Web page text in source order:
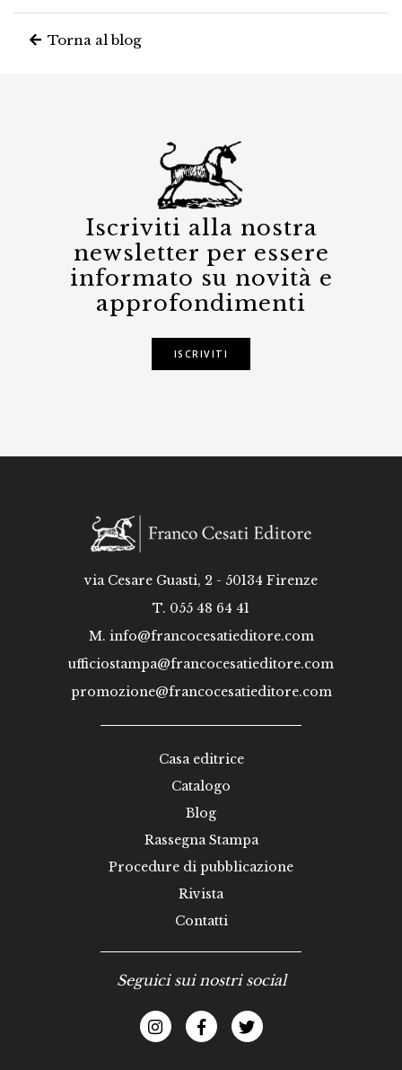
Torna al blog
Iscriviti alla nostra
newsletter per essere
informato su novità e
approfondimenti
ISCRIVITI
via Cesare Guasti, 2 - 50134 Firenze
T. 055 48 64 41
M. info@francocesatieditore.com
ufficiostampa@francocesatieditore.com
promozione@francocesatieditore.com
Casa editrice
Catalogo
Blog
Rassegna Stampa
Procedure di pubblicazione
Rivista
Contatti
Seguici sui nostri social